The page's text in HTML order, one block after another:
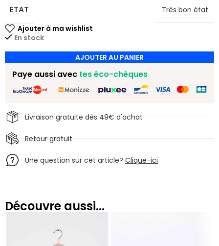
ETAT
Très bon état
En stock
AJOUTER AU PANIER
Livraison gratuite dès 49€ d'achat
Retour gratuit
Une question sur cet article?Clique-ici
Paye aussi avec tes éco-chèques
Découvre aussi...